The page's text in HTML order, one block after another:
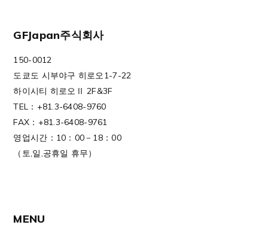
GFJapan주식회사
150-0012
도쿄도 시부야구 히로오1-7-22
하이시티 히로오Ⅱ 2F&3F
TEL：+81.3-6408-9760
FAX：+81.3-6408-9761
영업시간：10：00－18：00
（토,일,공휴일 휴무）
MENU